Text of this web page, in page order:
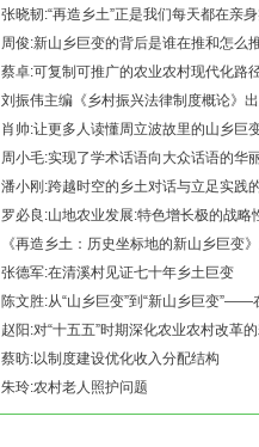
刘振伟主编《乡村振兴法律制度概论》
罗必良:山地农业发展:特色增长极的战略
张德军:在清溪村见证七十年乡土巨变
赵阳:对“十五五”时期深化农业农村改革
蔡昉:以制度建设优化收入分配结构
朱玲:农村老人照护问题